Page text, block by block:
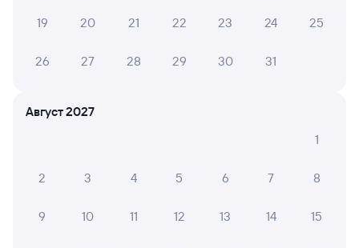
А ещё здесь можно найти
Авиабилеты Иваново — Пенза
Железнодорожные билеты в Пензу
19 20 21 22 23 24 25
26 27 28 29 30 31
Август 2027
1
2 3 4 5 6 7 8
9 10 11 12 13 14 15